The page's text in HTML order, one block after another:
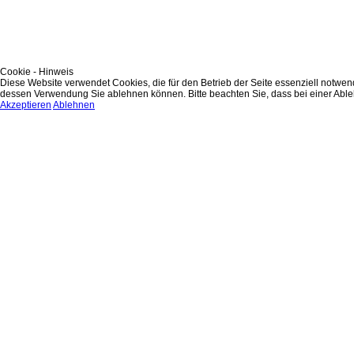
Cookie - Hinweis
Diese Website verwendet Cookies, die für den Betrieb der Seite essenziell
dessen Verwendung Sie ablehnen können. Bitte beachten Sie, dass bei einer
Akzeptieren Ablehnen